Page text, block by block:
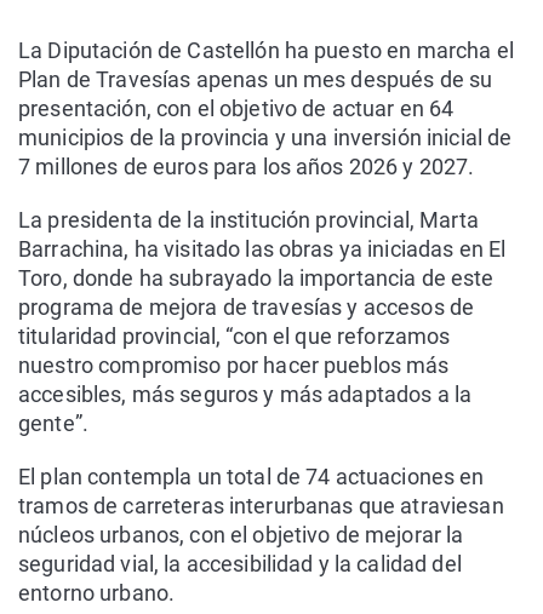
La Diputación de Castellón ha puesto en marcha el
Plan de Travesías apenas un mes después de su
presentación, con el objetivo de actuar en 64
municipios de la provincia y una inversión inicial de
7 millones de euros para los años 2026 y 2027.
La presidenta de la institución provincial, Marta
Barrachina, ha visitado las obras ya iniciadas en El
Toro, donde ha subrayado la importancia de este
programa de mejora de travesías y accesos de
titularidad provincial, “con el que reforzamos
nuestro compromiso por hacer pueblos más
accesibles, más seguros y más adaptados a la
gente”.
El plan contempla un total de 74 actuaciones en
tramos de carreteras interurbanas que atraviesan
núcleos urbanos, con el objetivo de mejorar la
seguridad vial, la accesibilidad y la calidad del
entorno urbano.